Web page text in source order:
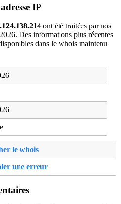
(12 km)
km)
km)
(16 km)
IP
ont été traitées par nos
Des informations plus récentes
dans le whois maintenu
le whois
une erreur